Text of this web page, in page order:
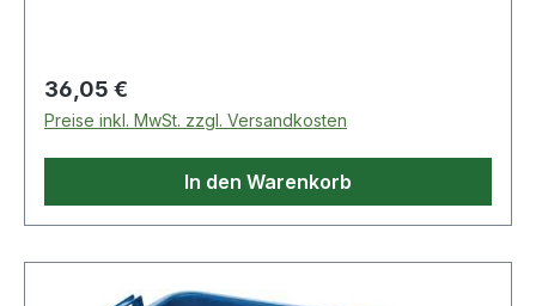
Regulärer Preis:
36,05 €
Preise inkl. MwSt. zzgl. Versandkosten
In den Warenkorb